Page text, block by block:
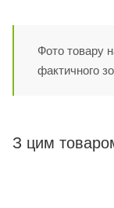
Фото товару
фактичного
З цим